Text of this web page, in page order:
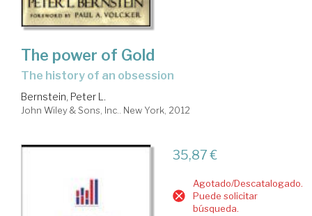
The power of Gold
the history of an obsession
Bernstein, Peter L.
John Wiley & Sons, Inc.. New York, 2012
35,87 €
Agotado/Descatalogado.
Puede solicitar
búsqueda.